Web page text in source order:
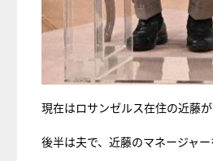
現在はロサンゼルス在住の近藤
後半は夫で、近藤のマネージャ